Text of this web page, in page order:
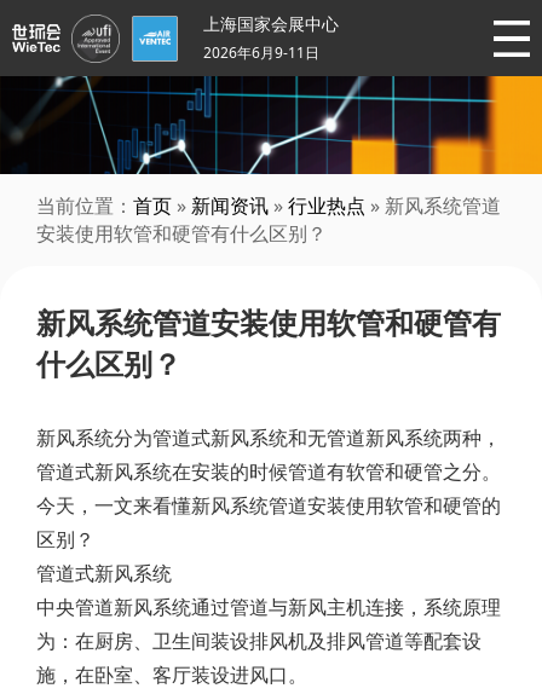
上海国家会展中心
2026年6月9-11日
当前位置： 首页 » 新闻资讯 »行业热点 » 新风系统管道
安装使用软管和硬管有什么区别？
新风系统管道安装使用软管和硬管有
什么区别？
新风系统分为管道式新风系统和无管道新风系统两种，
管道式新风系统在安装的时候管道有软管和硬管之分。
今天，一文来看懂新风系统管道安装使用软管和硬管的
区别？
管道式新风系统
中央管道新风系统通过管道与新风主机连接，系统原理
为：在厨房、卫生间装设排风机及排风管道等配套设
施，在卧室、客厅装设进风口。